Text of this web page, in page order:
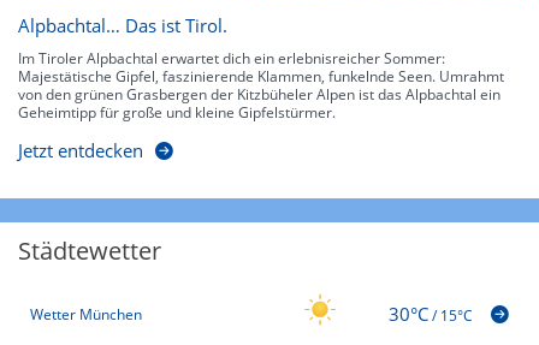
Alpbachtal… Das ist Tirol.
Im Tiroler Alpbachtal erwartet dich ein erlebnisreicher Sommer:
Majestätische Gipfel, faszinierende Klammen, funkelnde Seen. Umrahmt
von den grünen Grasbergen der Kitzbüheler Alpen ist das Alpbachtal ein
Geheimtipp für große und kleine Gipfelstürmer.
Jetzt entdecken
Städtewetter
Wetter München 30°C/15°C